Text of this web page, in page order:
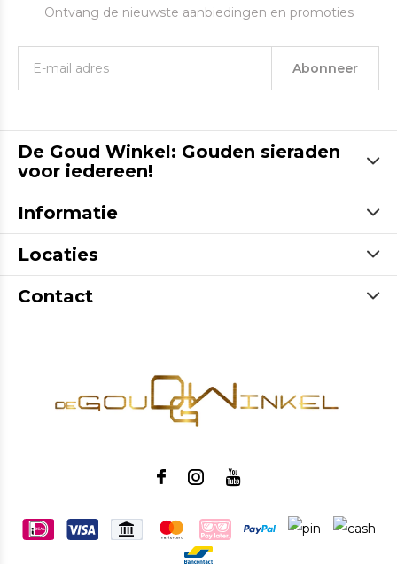
Ontvang de nieuwste aanbiedingen en promoties
Abonneer
De Goud Winkel: Gouden sieraden
voor iedereen!
Informatie
Locaties
Contact